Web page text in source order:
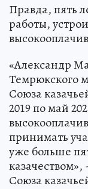
Правда, пять
работы,
«Александр
Темрюкского
Союза
2019 по май
принимать
уже больше
казачеством»,
Союза